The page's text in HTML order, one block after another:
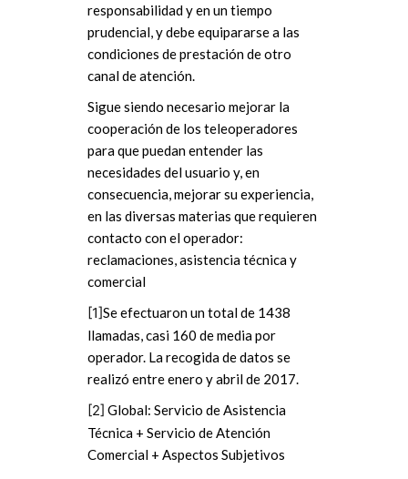
responsabilidad y en un tiempo
prudencial, y debe equipararse a las
condiciones de prestación de otro
canal de atención.
Sigue siendo necesario mejorar la
cooperación de los teleoperadores
para que puedan entender las
necesidades del usuario y, en
consecuencia, mejorar su experiencia,
en las diversas materias que requieren
contacto con el operador:
reclamaciones, asistencia técnica y
comercial
[1]Se efectuaron un total de 1438
llamadas, casi 160 de media por
operador. La recogida de datos se
realizó entre enero y abril de 2017.
[2] Global: Servicio de Asistencia
Técnica + Servicio de Atención
Comercial + Aspectos Subjetivos